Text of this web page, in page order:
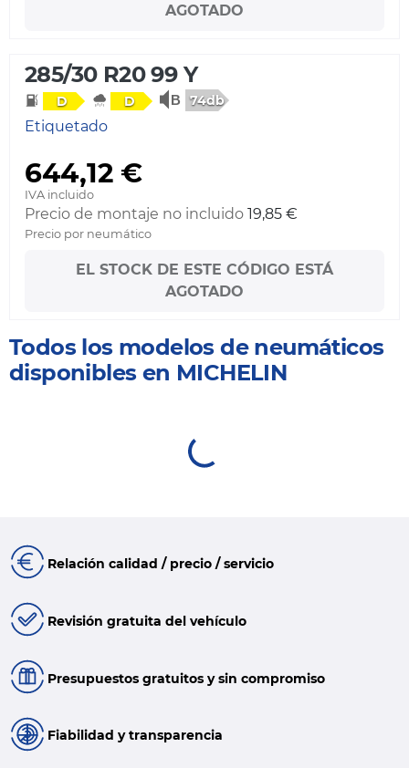
AGOTADO
285/30 R20 99 Y
D D 74db
Etiquetado
644,12 €
IVA incluido
Precio de montaje no incluido 19,85 €
Precio por neumático
EL STOCK DE ESTE CÓDIGO ESTÁ
AGOTADO
Todos los modelos de neumáticos
disponibles en MICHELIN
Relación calidad / precio / servicio
Revisión gratuita del vehículo
Presupuestos gratuitos y sin compromiso
Fiabilidad y transparencia